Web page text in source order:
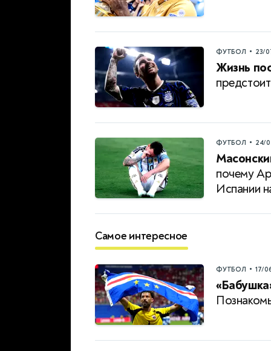
ФУТБОЛ • 23/
Жизнь
ФУТБОЛ • 24/
почему
Испании
Самое интересное
ФУТБОЛ • 17/